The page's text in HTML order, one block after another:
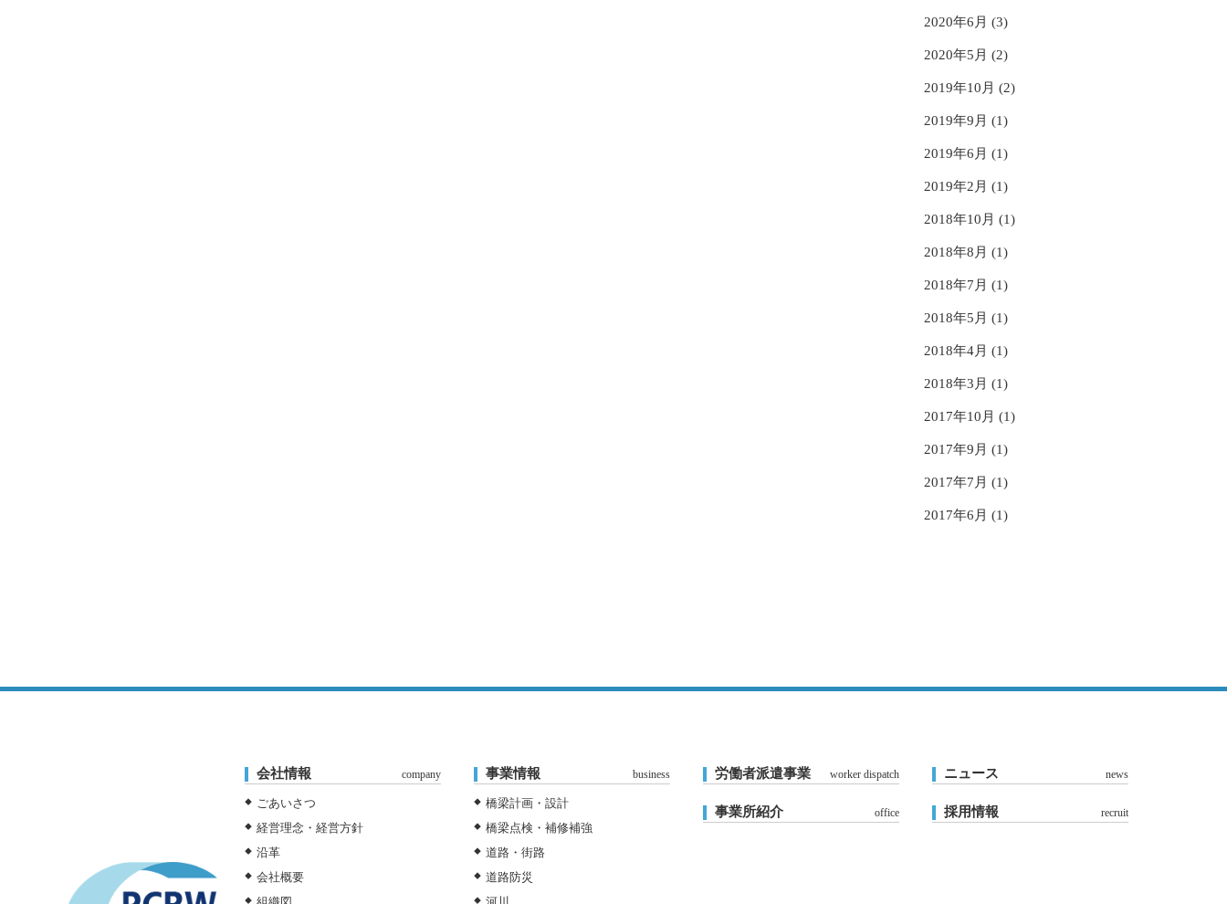
2020年6月 (3)
2020年5月 (2)
2019年10月 (2)
2019年9月 (1)
2019年6月 (1)
2019年2月 (1)
2018年10月 (1)
2018年8月 (1)
2018年7月 (1)
2018年5月 (1)
2018年4月 (1)
2018年3月 (1)
2017年10月 (1)
2017年9月 (1)
2017年7月 (1)
2017年6月 (1)
会社情報 company
ごあいさつ
経営理念・経営方針
沿革
会社概要
事業情報 business
橋梁計画・設計
橋梁点検・補修補強
道路・街路
道路防災
労働者派遣事業 worker dispatch
事業所紹介 office
ニュース news
採用情報 recruit